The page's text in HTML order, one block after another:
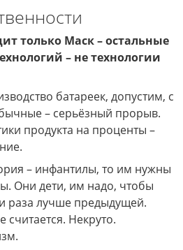
только Маск – остальные
– не технологии
батареек, допустим, с
– серьёзный прорыв.
продукта на проценты –
– инфантилы, то им нужны
Они дети, им надо, чтобы
раза лучше предыдущей.
Некруто.